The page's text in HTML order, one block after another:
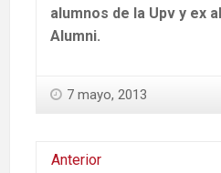
alumnos de la Upv y ex
Alumni.
7 mayo, 2013
Anterior